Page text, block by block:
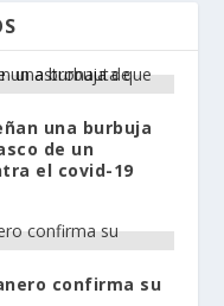
una burbuja
de un
el covid-19
confirma su